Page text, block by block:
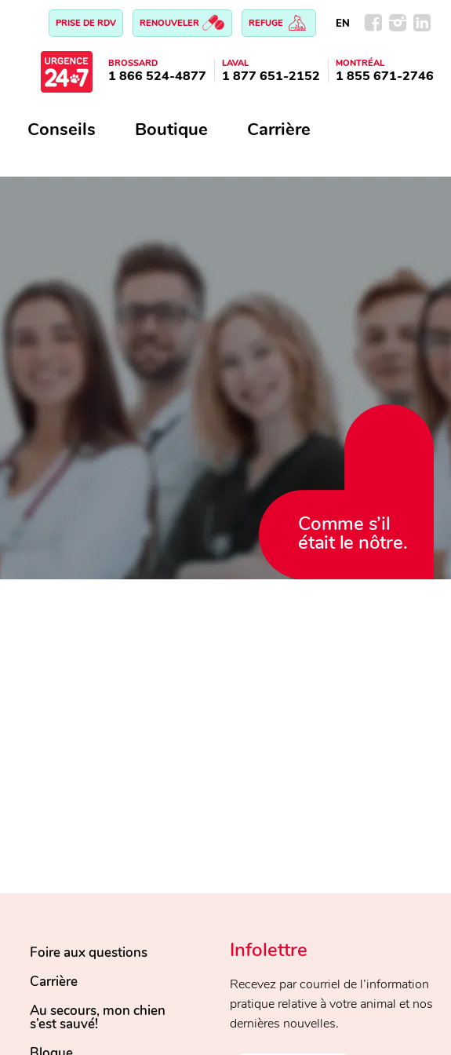
PRISE DE RDV RENOUVELER REFUGE EN
BROSSARD
1 866 524-4877
LAVAL
1 877 651-2152
MONTRÉAL
1 855 671-2746
Conseils Boutique Carrière
Comme s’il
était le nôtre.
Foire aux questions
Carrière
Au secours, mon chien
s’est sauvé!
Infolettre
Recevez par courriel de l’information
pratique relative à votre animal et nos
dernières nouvelles.